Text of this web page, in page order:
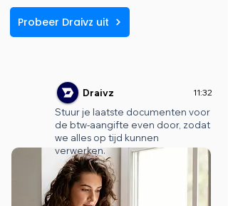
Probeer Draivz uit
Draivz 11:32
Stuur je laatste documenten voor
de btw-aangifte even door, zodat
we alles op tijd kunnen
verwerken.